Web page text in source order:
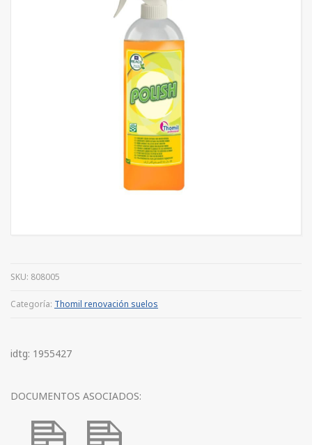
SKU: 808005
Categoría: Thomil renovación suelos
idtg: 1955427
DOCUMENTOS ASOCIADOS: